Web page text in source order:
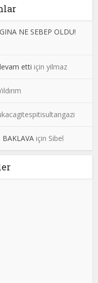
NE SEBEP OLDU!
etti içinyilmaz
BAKLAVA için Sibel